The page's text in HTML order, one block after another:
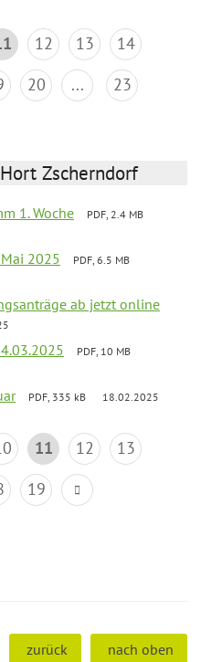
12 13
14
20 ... 23
Zscherndorf
1. Woche
PDF, 2.4 MB
2025
PDF, 6.5 MB
ab jetzt online
PDF, 10 MB
PDF, 335 kB 18.02.2025
11 12
13
19
zurück nach oben